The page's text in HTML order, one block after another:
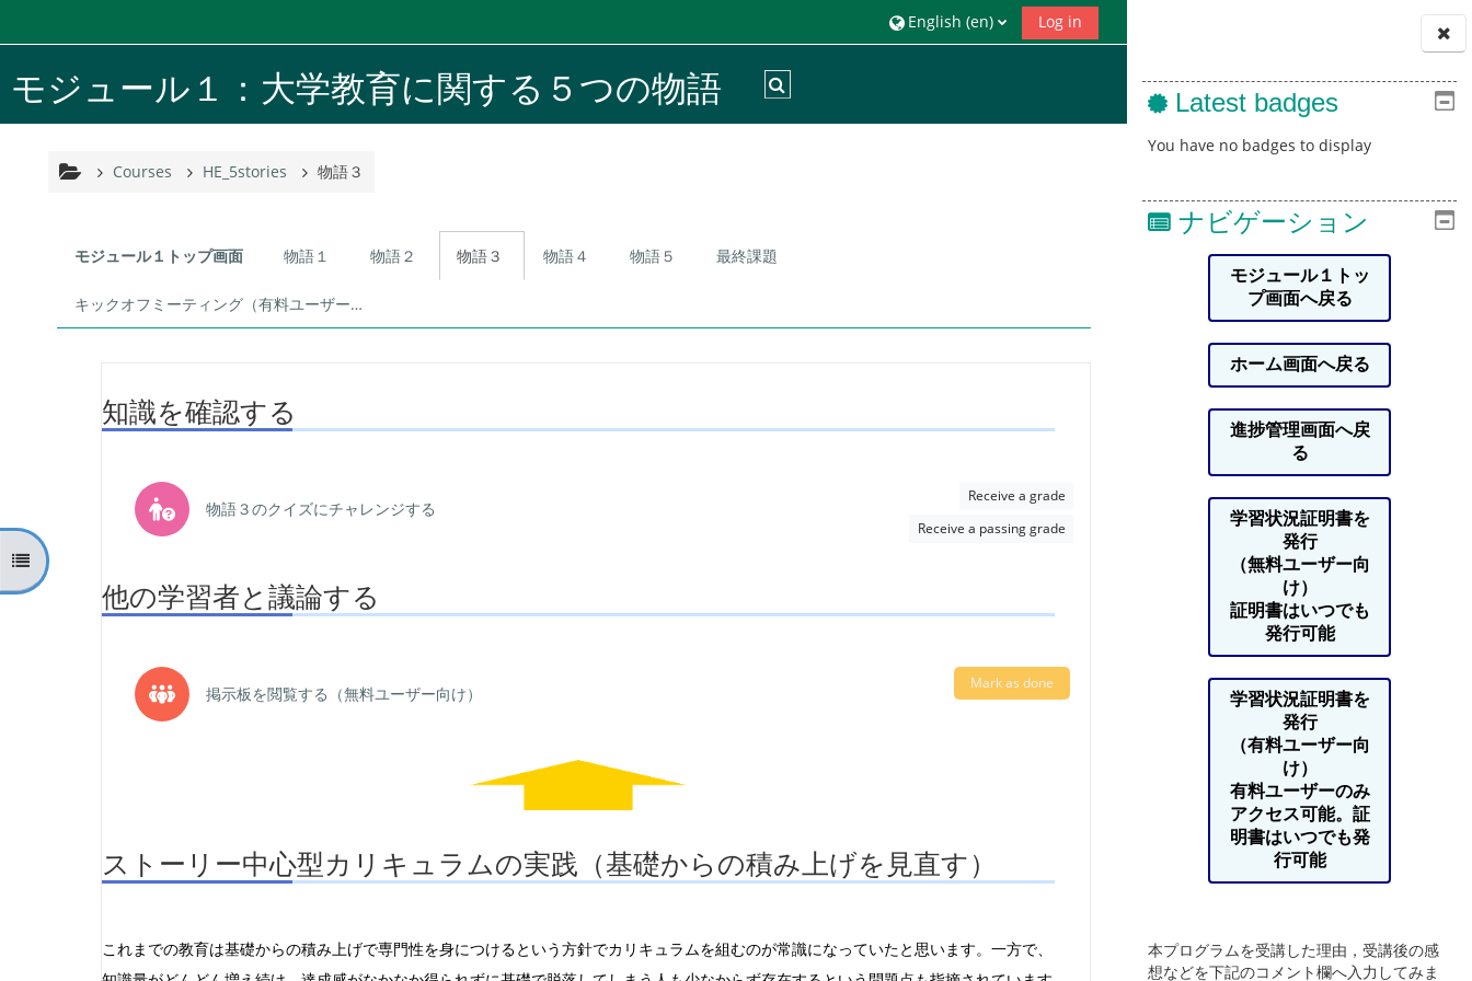
Blocks
Latest badges
You have no badges to display
ナビゲーション
モジュール１トッ
プ画面へ戻る
ホーム画面へ戻る
進捗管理画面へ戻
る
学習状況証明書を
発行
（無料ユーザー向
け）
証明書はいつでも
発行可能
学習状況証明書を
発行
（有料ユーザー向
け）
有料ユーザーのみ
アクセス可能。証
明書はいつでも発
行可能
本プログラムを受講した理由，受講後の感
想などを下記のコメント欄へ入力してみま
English ‎(en)‎ Log in
モジュール１：大学教育に関する５つの物語
Open course index
Courses HE_5stories 物語３
Topic outline
モジュール１トップ画面 物語１ 物語２ 物語３ 物語４ 物語５ 最終課題
キックオフミーティング（有料ユーザー0期のみ）
知識を確認する
物語３のクイズにチャレンジする
Receive a grade
Receive a passing grade
他の学習者と議論する
掲示板を閲覧する（無料ユーザー向け）
Mark as done
ストーリー中心型カリキュラムの実践（基礎からの積み上げを見直す）
これまでの教育は基礎からの積み上げで専門性を身につけるという方針でカリキュラムを組むのが常識になっていたと思います。一方で、